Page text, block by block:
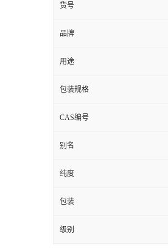
货号
品牌
用途
包装规格
CAS编号
别名
纯度
包装
级别